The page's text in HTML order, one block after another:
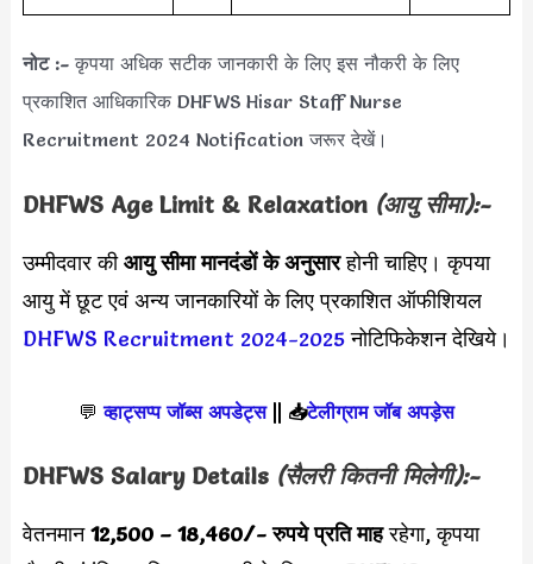
नोट :-कृपया अधिक सटीक जानकारी के लिए इस नौकरी के लिए
प्रकाशित आधिकारिक DHFWS Hisar Staff Nurse
Recruitment 2024 Notification जरूर देखें।
DHFWS Age Limit & Relaxation (आयु सीमा):-
उम्मीदवार कीआयु सीमा मानदंडों के अनुसारहोनी चाहिए। कृपया
आयु में छूट एवं अन्य जानकारियों के लिए प्रकाशित ऑफीशियल
DHFWS Recruitment 2024-2025नोटिफिकेशन देखिये।
💬 व्हाट्सप्प जॉब्स अपडेट्स|| 📥टेलीग्राम जॉब अपड़ेस
DHFWS Salary Details (सैलरी कितनी मिलेगी):-
वेतनमान12,500 – 18,460/- रुपये प्रति माहरहेगा, कृपया